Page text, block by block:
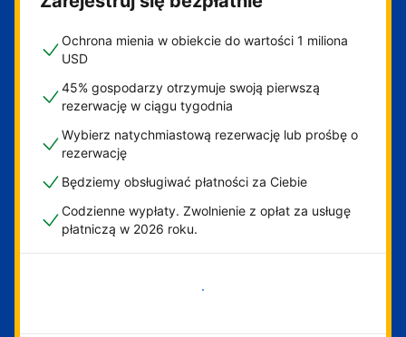
Ochrona mienia w obiekcie do wartości 1 miliona
USD
45% gospodarzy otrzymuje swoją pierwszą
rezerwację w ciągu tygodnia
Wybierz natychmiastową rezerwację lub prośbę o
rezerwację
Będziemy obsługiwać płatności za Ciebie
Codzienne wypłaty. Zwolnienie z opłat za usługę
płatniczą w 2026 roku.
Zacznij już teraz